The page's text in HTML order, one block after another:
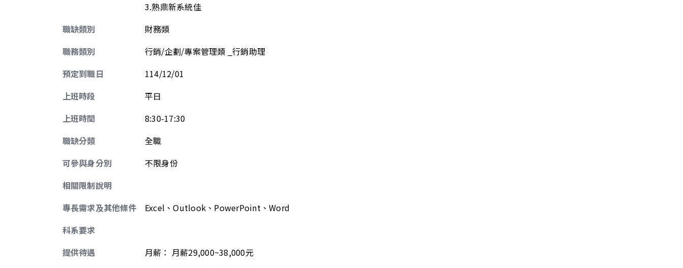
3.熟鼎新系統佳
職缺類別
財務類
職務類別
行銷/企劃/專案管理類 _行銷助理
預定到職日
114/12/01
上班時段
平日
上班時間
8:30-17:30
職缺分類
全職
可參與身分別
不限身份
相關限制說明
專長需求及其他條件
Excel、Outlook、PowerPoint、Word
科系要求
提供待遇
月薪 ： 月薪29,000~38,000元